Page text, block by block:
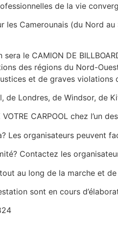
de la vie
Camerounais (du Nord
le CAMION DE
des régions du Nord-
et de graves violations
de Londres, de Windsor, de
CARPOOL chez l’un
Les organisateurs peuvent
Contactez les
au long de la marche et
sont en cours